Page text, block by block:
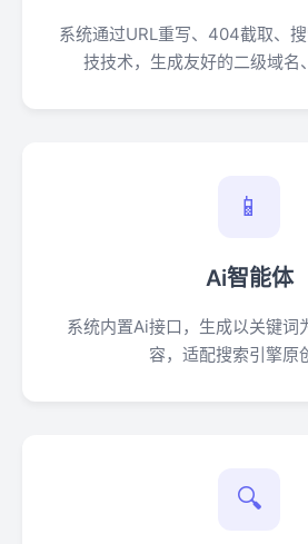
系统通过URL重写、404截取、
技技术，生成友好的二级域名
📱
Ai智能体
系统内置Ai接口，生成以关键词
容，适配搜索引擎原
🔍